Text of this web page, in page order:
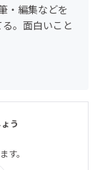
・編集などを
。面白いこと
う
す。